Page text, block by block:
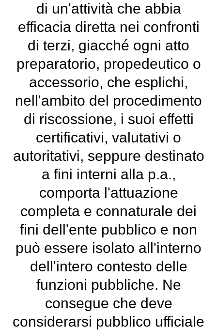
di un'attività che abbia
efficacia diretta nei confronti
di terzi, giacché ogni atto
preparatorio, propedeutico o
accessorio, che esplichi,
nell'ambito del procedimento
di riscossione, i suoi effetti
certificativi, valutativi o
autoritativi, seppure destinato
a fini interni alla p.a.,
comporta l'attuazione
completa e connaturale dei
fini dell'ente pubblico e non
può essere isolato all'interno
dell'intero contesto delle
funzioni pubbliche. Ne
consegue che deve
considerarsi pubblico ufficiale